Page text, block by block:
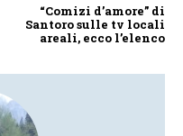
“Comizi d’amore” di
Santoro sulle tv locali
areali, ecco l’elenco